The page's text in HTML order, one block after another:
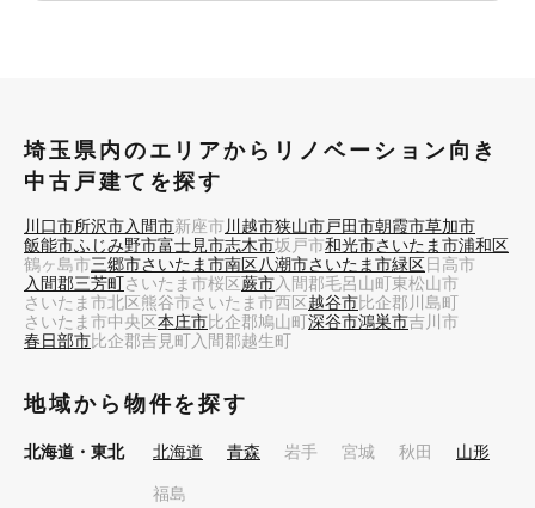
埼玉県内のエリアからリノベーション向き
中古戸建てを探す
川口市所沢市入間市新座市 川越市狭山市戸田市朝霞市草加市
飯能市ふじみ野市富士見市志木市坂戸市和光市さいたま市浦和区
鶴ヶ島市三郷市さいたま市南区八潮市さいたま市緑区日高市
入間郡三芳町さいたま市桜区蕨市入間郡毛呂山町東松山市
さいたま市北区熊谷市さいたま市西区越谷市比企郡川島町
さいたま市中央区本庄市比企郡鳩山町深谷市鴻巣市吉川市
春日部市比企郡吉見町入間郡越生町
地域から物件を探す
北海道・東北 北海道 青森 岩手 宮城 秋田 山形
福島